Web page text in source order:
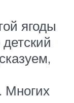
ягоды
Многих